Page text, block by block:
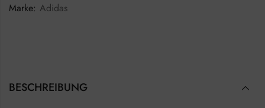
Marke: Adidas
BESCHREIBUNG